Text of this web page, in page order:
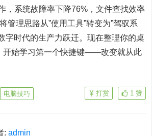
，系统故障率下降76%，文件查找效率
管理思路从”使用工具”转变为”驾驭系
字时代的生产力跃迁。现在整理你的桌
开始学习第一个快捷键——改变就从此
电脑技巧 1 赞
打赏
:admin